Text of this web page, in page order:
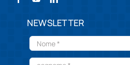
NEWSLETTER